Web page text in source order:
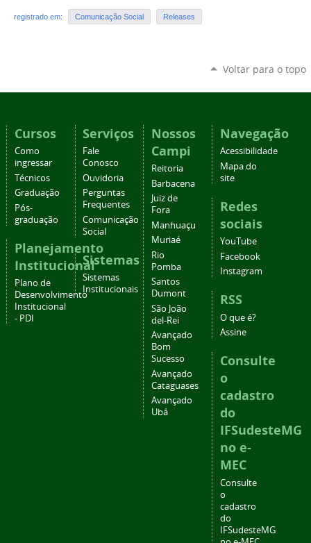
registrado em: Comunicação Social Releases
Voltar para o topo
Cursos
Como
ingressar
Técnicos
Graduação
Pós-
graduação
Planejamento
Institucional
Plano de
Desenvolvimento
Institucional
- PDI
Serviços
Fale
Conosco
Ouvidoria
Perguntas
Frequentes
Comunicação
Social
Sistemas
Sistemas
Institucionais
Nossos
Campi
Reitoria
Barbacena
Juiz de
Fora
Manhuaçu
Muriaé
Rio
Pomba
Santos
Dumont
São João
del-Rei
Avançado
Bom
Sucesso
Avançado
Cataguases
Avançado
Ubá
Navegação
Acessibilidade
Mapa do
site
Redes
sociais
YouTube
Facebook
Instagram
RSS
O que é?
Assine
Consulte
o
cadastro
do
IFSudesteMG
no e-
MEC
Consulte
o
cadastro
do
IFSudesteMG